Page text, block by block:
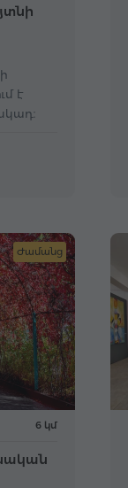
է
Ժամանց
6 կմ